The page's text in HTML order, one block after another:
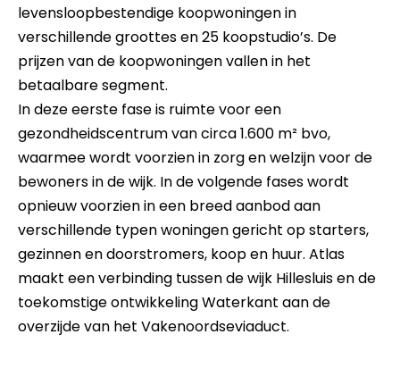
levensloopbestendige koopwoningen in
verschillende groottes en 25 koopstudio’s. De
prijzen van de koopwoningen vallen in het
betaalbare segment.
In deze eerste fase is ruimte voor een
gezondheidscentrum van circa 1.600 m² bvo,
waarmee wordt voorzien in zorg en welzijn voor de
bewoners in de wijk. In de volgende fases wordt
opnieuw voorzien in een breed aanbod aan
verschillende typen woningen gericht op starters,
gezinnen en doorstromers, koop en huur. Atlas
maakt een verbinding tussen de wijk Hillesluis en de
toekomstige ontwikkeling Waterkant aan de
overzijde van het Vakenoordseviaduct.